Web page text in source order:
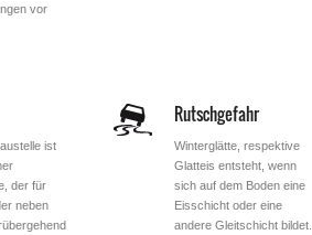
vor
ist
der für
neben
Rutschgefahr
Winterglätte, respektive
Glatteis entsteht, wenn
sich auf dem Boden eine
Eisschicht oder eine
andere Gleitschicht bildet.